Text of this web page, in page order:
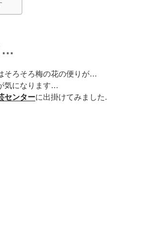
…
そろそろ梅の花の便りが…
気になります…
センターに出掛けてみました.